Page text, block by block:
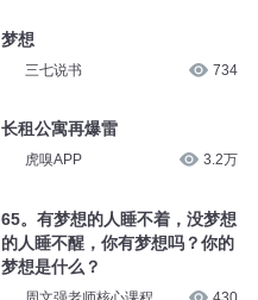
梦想
三七说书 734
长租公寓再爆雷
虎嗅APP 3.2万
65。有梦想的人睡不着，没梦想
的人睡不醒，你有梦想吗？你的
梦想是什么？